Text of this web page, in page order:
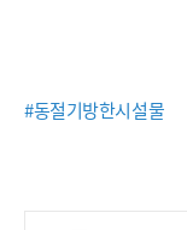
#동절기방한시설물